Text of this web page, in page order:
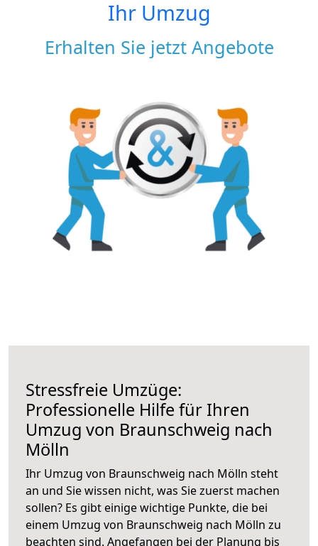
Ihr Umzug
Erhalten Sie jetzt Angebote
Stressfreie Umzüge:
Professionelle Hilfe für Ihren
Umzug von Braunschweig nach
Mölln
Ihr Umzug von Braunschweig nach Mölln steht
an und Sie wissen nicht, was Sie zuerst machen
sollen? Es gibt einige wichtige Punkte, die bei
einem Umzug von Braunschweig nach Mölln zu
beachten sind. Angefangen bei der Planung bis